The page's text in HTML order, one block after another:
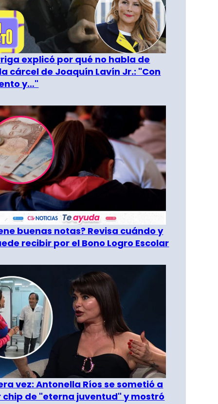
explicó por qué no habla de
cárcel de Joaquín Lavín Jr.: "Con
y…"
buenas notas? Revisa cuándo y
recibir por el Bono Logro Escolar
vez: Antonella Ríos se sometió a
de "eterna juventud" y mostró